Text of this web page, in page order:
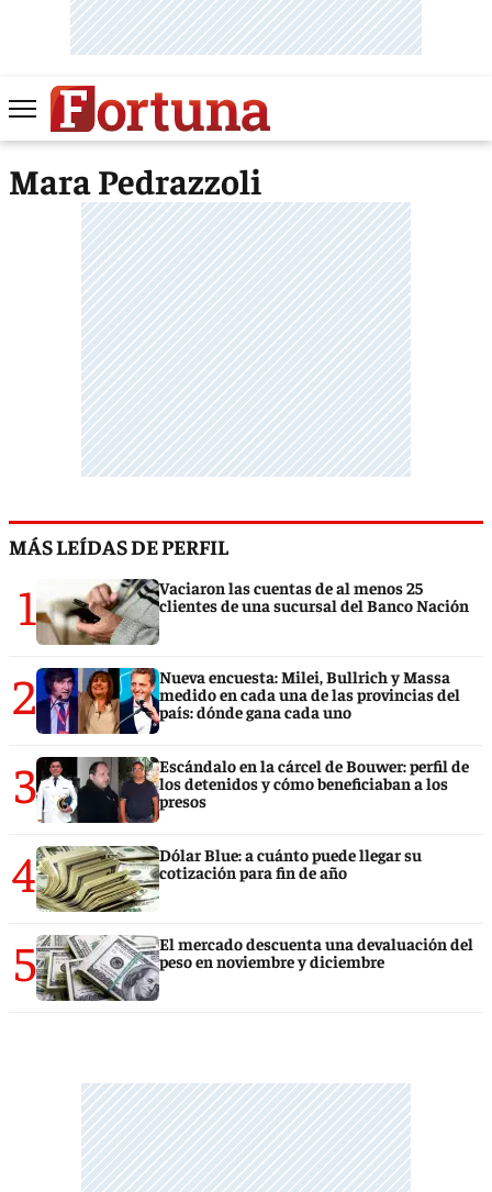
Mara Pedrazzoli
MÁS LEÍDAS DE PERFIL
1
Vaciaron las cuentas de al menos 25
clientes de una sucursal del Banco Nación
2
Nueva encuesta: Milei, Bullrich y Massa
medido en cada una de las provincias del
país: dónde gana cada uno
3
Escándalo en la cárcel de Bouwer: perfil de
los detenidos y cómo beneficiaban a los
presos
4
Dólar Blue: a cuánto puede llegar su
cotización para fin de año
5
El mercado descuenta una devaluación del
peso en noviembre y diciembre